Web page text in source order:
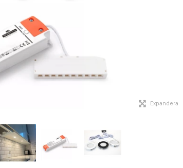
Expandera